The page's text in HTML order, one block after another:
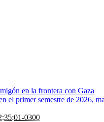
en la frontera con Gaza
el primer semestre de 2026,
0300